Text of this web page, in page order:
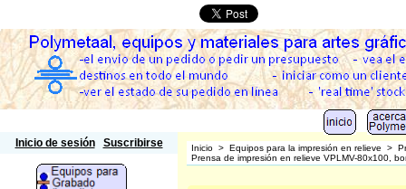
Inicio de sesión Suscribirse Inicio > Equipos para la impresión en relieve >
Prensa de impresión en relieve VPLMV-80x100,